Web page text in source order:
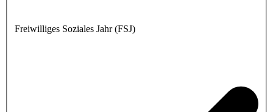
Freiwilliges Soziales Jahr (FSJ)